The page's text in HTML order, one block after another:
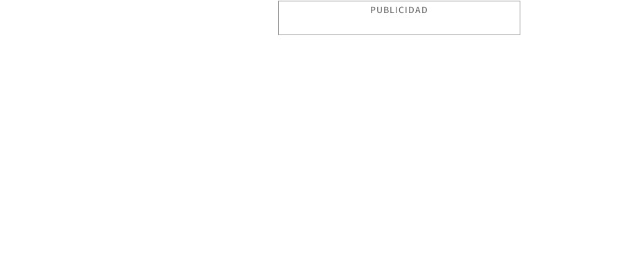
PUBLICIDAD